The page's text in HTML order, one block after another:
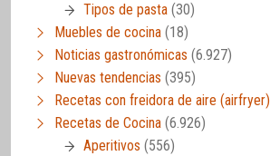
Tipos de pasta (30)
Muebles de cocina (18)
Noticias gastronómicas (6.927)
Nuevas tendencias (395)
Recetas con freidora de aire (airfryer)
Recetas de Cocina (6.926)
Aperitivos (556)